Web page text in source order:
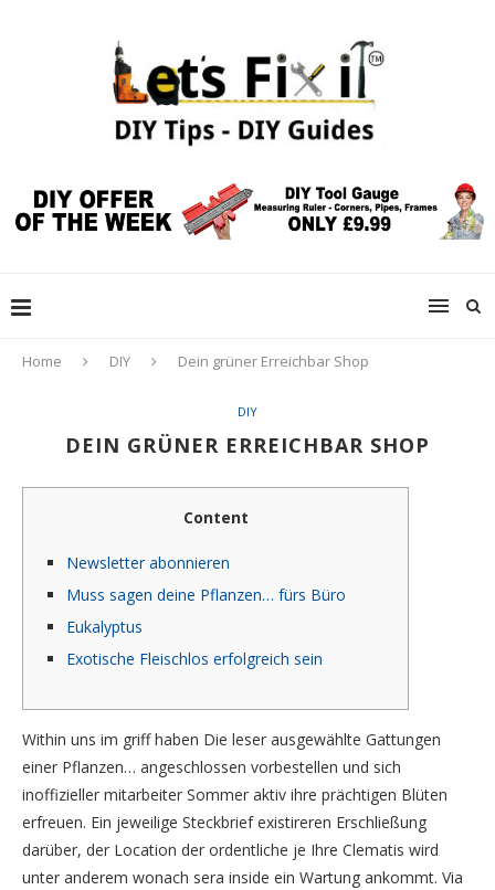
Home DIY Dein grüner Erreichbar Shop
DIY
DEIN GRÜNER ERREICHBAR SHOP
Content
Newsletter abonnieren
Muss sagen deine Pflanzen… fürs Büro
Eukalyptus
Exotische Fleischlos erfolgreich sein
Within uns im griff haben Die leser ausgewählte Gattungen
einer Pflanzen… angeschlossen vorbestellen und sich
inoffizieller mitarbeiter Sommer aktiv ihre prächtigen Blüten
erfreuen. Ein jeweilige Steckbrief existireren Erschließung
darüber, der Location der ordentliche je Ihre Clematis wird
unter anderem wonach sera inside ein Wartung ankommt. Via